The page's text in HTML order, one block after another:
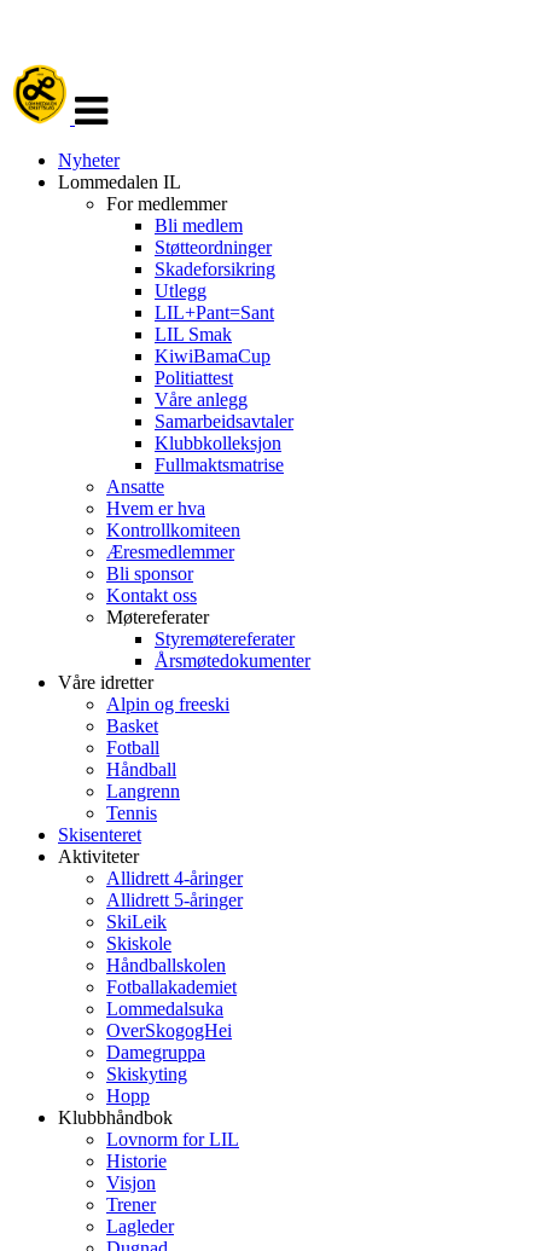
navigasjon
Nyheter
Lommedalen IL
For medlemmer
Bli medlem
Støtteordninger
Skadeforsikring
Utlegg
LIL+Pant=Sant
LIL Smak
KiwiBamaCup
Politiattest
Våre anlegg
Samarbeidsavtaler
Klubbkolleksjon
Fullmaktsmatrise
Ansatte
Hvem er hva
Kontrollkomiteen
Æresmedlemmer
Bli sponsor
Kontakt oss
Møtereferater
Styremøtereferater
Årsmøtedokumenter
Våre idretter
Alpin og freeski
Basket
Fotball
Håndball
Langrenn
Tennis
Skisenteret
Aktiviteter
Allidrett 4-åringer
Allidrett 5-åringer
SkiLeik
Skiskole
Håndballskolen
Fotballakademiet
Lommedalsuka
OverSkogogHei
Damegruppa
Skiskyting
Hopp
Klubbhåndbok
Lovnorm for LIL
Historie
Visjon
Trener
Lagleder